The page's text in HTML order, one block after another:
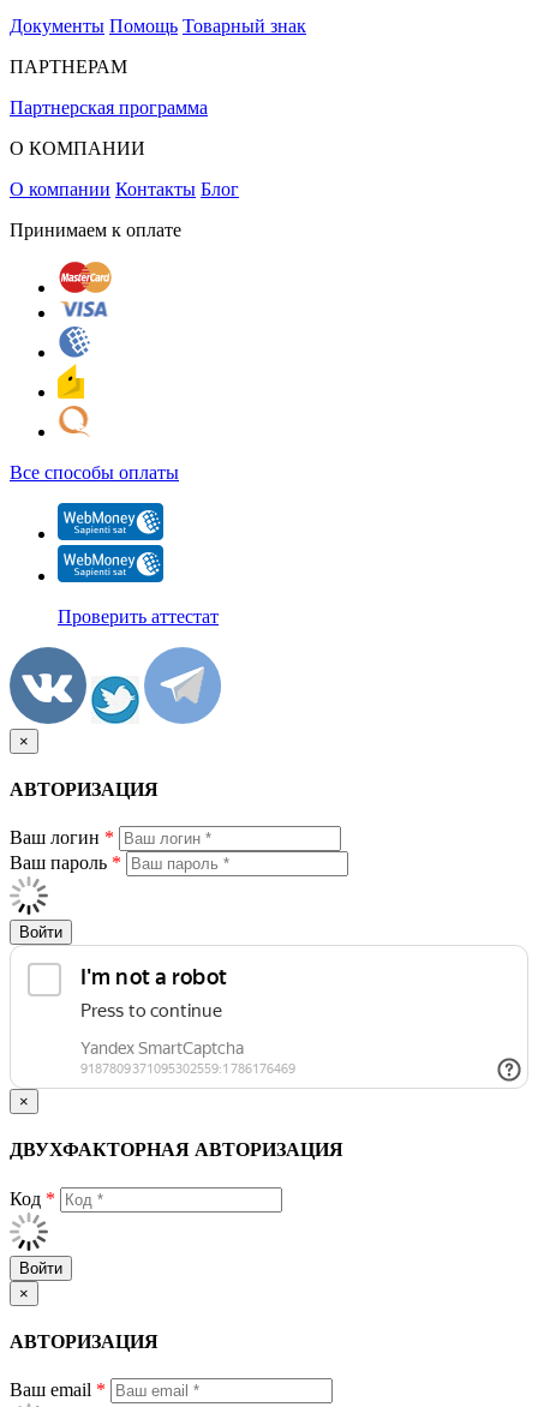
Документы Помощь Товарный знак
ПАРТНЕРАМ
Партнерская программа
О КОМПАНИИ
О компании Контакты Блог
Принимаем к оплате
Все способы оплаты
Проверить аттестат
×
АВТОРИЗАЦИЯ
Ваш логин *
Ваш пароль *
Войти
×
ДВУХФАКТОРНАЯ АВТОРИЗАЦИЯ
Код *
Войти
×
АВТОРИЗАЦИЯ
Ваш email *